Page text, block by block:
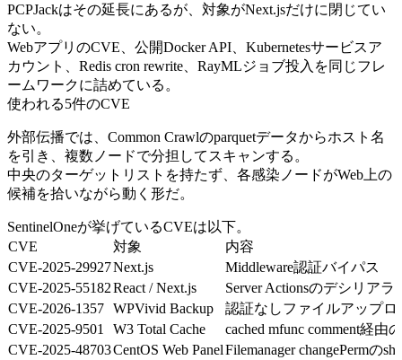
PCPJackはその延長にあるが、対象がNext.jsだけに閉じてい
ない。
WebアプリのCVE、公開Docker API、Kubernetesサービスア
カウント、Redis cron rewrite、RayMLジョブ投入を同じフレ
ームワークに詰めている。
使われる5件のCVE
外部伝播では、Common Crawlのparquetデータからホスト名
を引き、複数ノードで分担してスキャンする。
中央のターゲットリストを持たず、各感染ノードがWeb上の
候補を拾いながら動く形だ。
SentinelOneが挙げているCVEは以下。
CVE
対象
内容
CVE-2025-29927Next.js
Middleware認証バイパス
CVE-2025-55182React / Next.js
Server Actionsのデシリア
CVE-2026-1357 WPVivid Backup
認証なしファイルアップロ
CVE-2025-9501
W3 Total Cache
cached mfunc comment経由
CVE-2025-48703CentOS Web PanelFilemanager changePermの